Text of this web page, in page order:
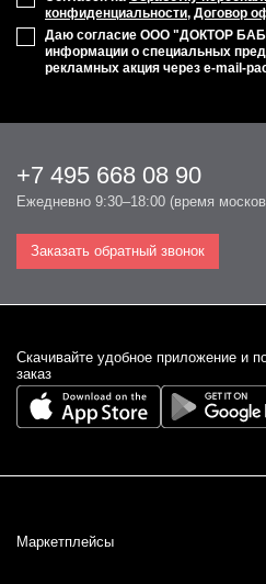
конфиденциальности, Договор
Даю согласие ООО "ДОКТОР
информации о специальных
рекламных акция через e-mail-
+7 495 668 08 90
Ежедневно 9:30–18:00 (время
Заказать обратный звонок
Cкачивайте удобное приложение и
заказ
Маркетплейсы